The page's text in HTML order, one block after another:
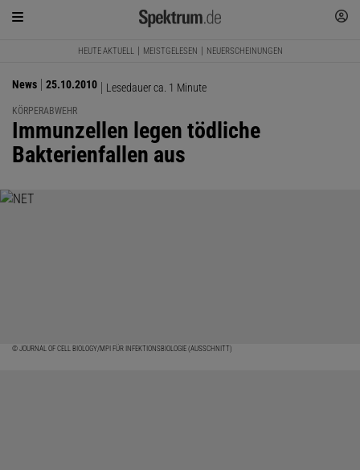
HEUTE AKTUELL MEISTGELESEN NEUERSCHEINUNGEN
News 25.10.2010 Lesedauer ca. 1 Minute
KÖRPERABWEHR
:
Immunzellen legen tödliche
Bakterienfallen aus
© JOURNAL OF CELL BIOLOGY/MPI FÜR INFEKTIONSBIOLOGIE (AUSSCHNITT)